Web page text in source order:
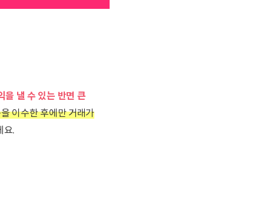
을 낼 수 있는 반면 큰
이수한 후에만 거래가
요.